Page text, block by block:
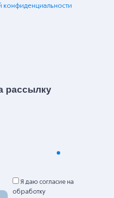
конфиденциальности
рассылку
Я даю согласие на
обработку